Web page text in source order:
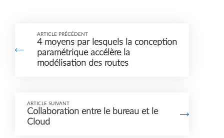
ARTICLE PRÉCÉDENT
4 moyens par lesquels la conception
paramétrique accélère la
modélisation des routes
ARTICLE SUIVANT
Collaboration entre le bureau et le
Cloud